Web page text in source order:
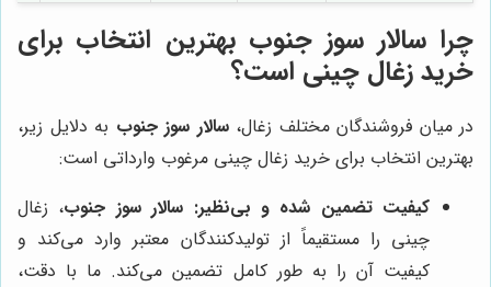
چراسالار سوز جنوب بهترین انتخاب برای
خرید زغال چینی است؟
در میان فروشندگان مختلف زغال،سالار سوز جنوب به دلایل زیر،
بهترین انتخاب برای خرید زغال چینی مرغوب وارداتی است:
کیفیت تضمین شده و بی‌نظیر: سالار سوز جنوب، زغال
چینی را مستقیماً از تولیدکنندگان معتبر وارد می‌کند و
کیفیت آن را به طور کامل تضمین می‌کند. ما با دقت،